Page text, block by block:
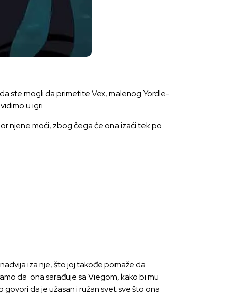
ste mogli da primetite Vex, malenog Yordle-
u igri.
njene moći, zbog čega će ona izaći tek po
iza nje, što joj takođe pomaže da
da ona sarađuje sa Viegom, kako bi mu
da je užasan i ružan svet sve što ona